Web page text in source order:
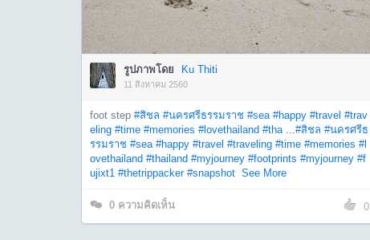
รูปภาพโดย Ku Thiti
11 สิงหาคม 2560
foot step #สิชล #นครศรีธรรมราช #sea #happy #travel #trav
eling #time #memories #lovethailand #tha ...#สิชล #นครศรีธ
รรมราช #sea #happy #travel #traveling #time #memories #l
ovethailand #thailand #myjourney #footprints #myjourney #f
ujixt1 #thetrippacker #snapshot See More
0 ความคิดเห็น 0